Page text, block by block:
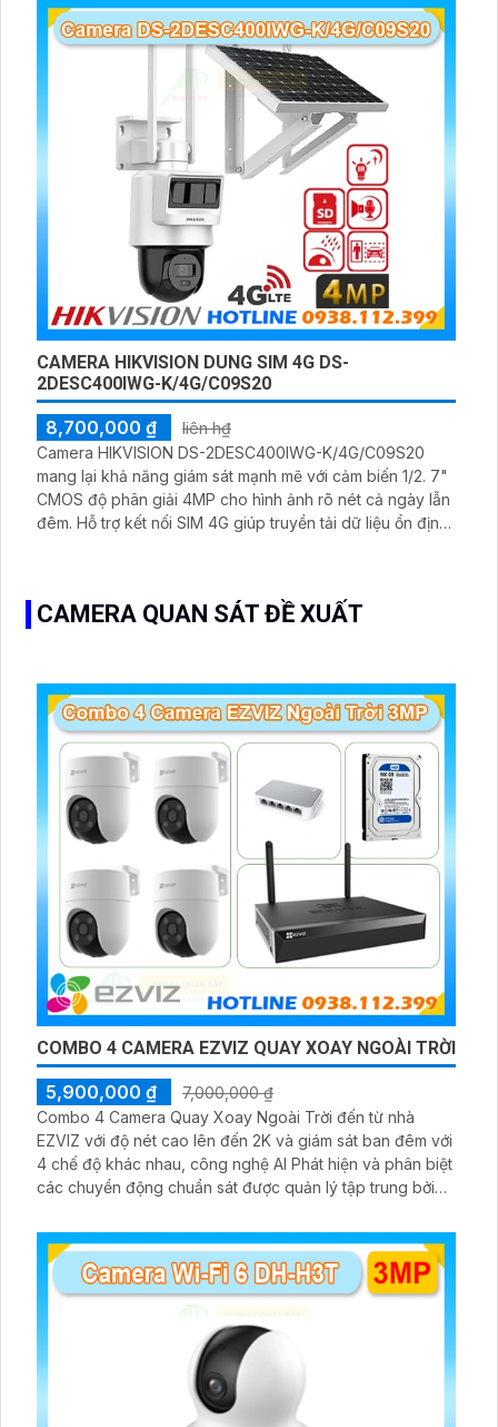
CAMERA HIKVISION DUNG SIM 4G DS-
2DESC400IWG-K/4G/C09S20
8,700,000 ₫
liên h₫
Camera HIKVISION DS-2DESC400IWG-K/4G/C09S20
mang lại khả năng giám sát mạnh mẽ với cảm biến 1/2. 7"
CMOS độ phân giải 4MP cho hình ảnh rõ nét cả ngày lẫn
đêm. Hỗ trợ kết nối SIM 4G giúp truyền tải dữ liệu ổn định
CAMERA QUAN SÁT ĐỀ XUẤT
COMBO 4 CAMERA EZVIZ QUAY XOAY NGOÀI TRỜI
5,900,000 ₫
7,000,000 ₫
Combo 4 Camera Quay Xoay Ngoài Trời đến từ nhà
EZVIZ với độ nét cao lên đến 2K và giám sát ban đêm với
4 chế độ khác nhau, công nghệ AI Phát hiện và phân biệt
các chuyển động chuẩn sát được quản lý tập trung bởi